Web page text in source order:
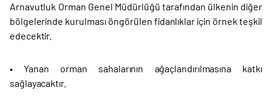
Arnavutluk Orman Genel Müdürlüğü tarafından ülkenin diğer
bölgelerinde kurulması öngörülen fidanlıklar için örnek teşkil
edecektir.
• Yanan orman sahalarının ağaçlandırılmasına katkı
sağlayacaktır.